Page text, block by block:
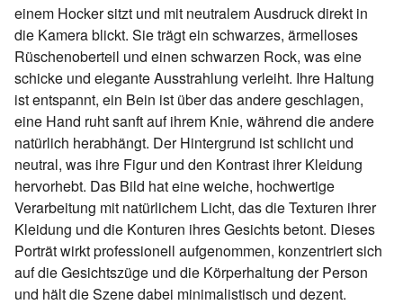
einem Hocker sitzt und mit neutralem Ausdruck direkt in
die Kamera blickt. Sie trägt ein schwarzes, ärmelloses
Rüschenoberteil und einen schwarzen Rock, was eine
schicke und elegante Ausstrahlung verleiht. Ihre Haltung
ist entspannt, ein Bein ist über das andere geschlagen,
eine Hand ruht sanft auf ihrem Knie, während die andere
natürlich herabhängt. Der Hintergrund ist schlicht und
neutral, was ihre Figur und den Kontrast ihrer Kleidung
hervorhebt. Das Bild hat eine weiche, hochwertige
Verarbeitung mit natürlichem Licht, das die Texturen ihrer
Kleidung und die Konturen ihres Gesichts betont. Dieses
Porträt wirkt professionell aufgenommen, konzentriert sich
auf die Gesichtszüge und die Körperhaltung der Person
und hält die Szene dabei minimalistisch und dezent.